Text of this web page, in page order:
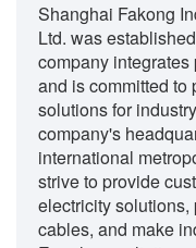
Shanghai Fakong
Ltd. was
company
and is committed to
solutions for
company's
international
strive to provide
electricity solutions,
cables, and make